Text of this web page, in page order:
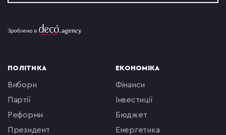
ПОЛІТИКА
вибори
партії
реформи
президент
ЕКОНОМІКА
фінанси
інвестиції
бюджет
енергетика